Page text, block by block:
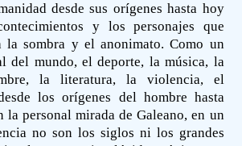
desde sus orígenes hasta hoy
y los personajes que
la sombra y el anonimato. Como un
del mundo, el deporte, la música, la
la literatura, la violencia, el
los orígenes del hombre hasta
la personal mirada de Galeano, en un
no son los siglos ni los grandes